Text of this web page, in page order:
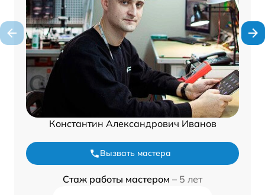
Константин Александрович Иванов
Вызвать мастера
Стаж работы мастером – 5 лет